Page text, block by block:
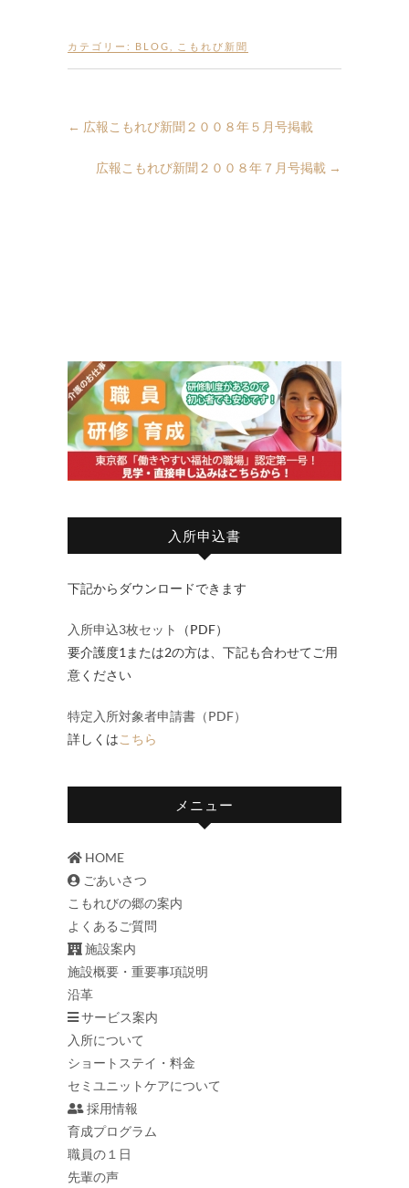
カテゴリー: BLOG こもれび新聞
← 広報こもれび新聞２００８年５月号掲載
広報こもれび新聞２００８年７月号掲載 →
入所申込書
下記からダウンロードできます
入所申込3枚セット
（PDF）
要介護度1または2の方は、下記も合わせてご用
意ください
特定入所対象者申請書（PDF）
詳しくはこちら
メニュー
HOME
ごあいさつ
こもれびの郷の案内
よくあるご質問
施設案内
施設概要・重要事項説明
沿革
サービス案内
入所について
ショートステイ・料金
セミユニットケアについて
採用情報
育成プログラム
職員の１日
先輩の声